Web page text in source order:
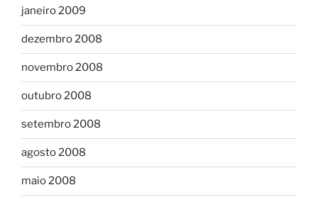
janeiro 2009
dezembro 2008
novembro 2008
outubro 2008
setembro 2008
agosto 2008
maio 2008